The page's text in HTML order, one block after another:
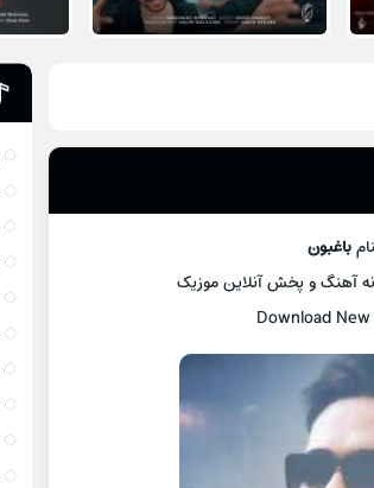
باغبون
آهنگ و پخش آنلاين موزيک
Download